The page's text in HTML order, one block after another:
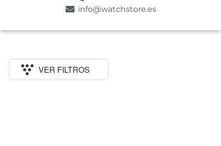
info@watchstore.es
VER FILTROS